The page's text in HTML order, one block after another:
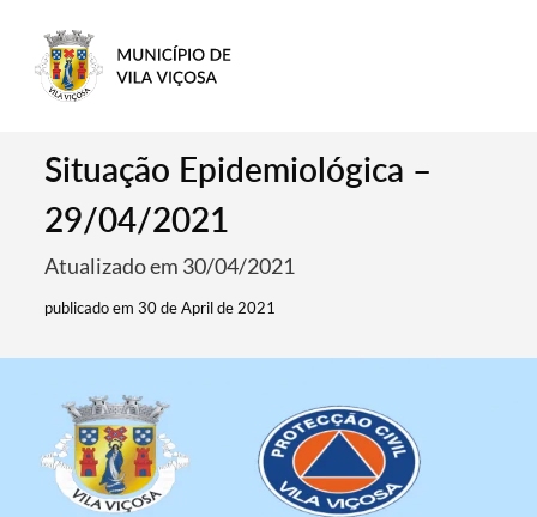
Situação Epidemiológica –
29/04/2021
Atualizado em 30/04/2021
publicado em 30 de April de 2021